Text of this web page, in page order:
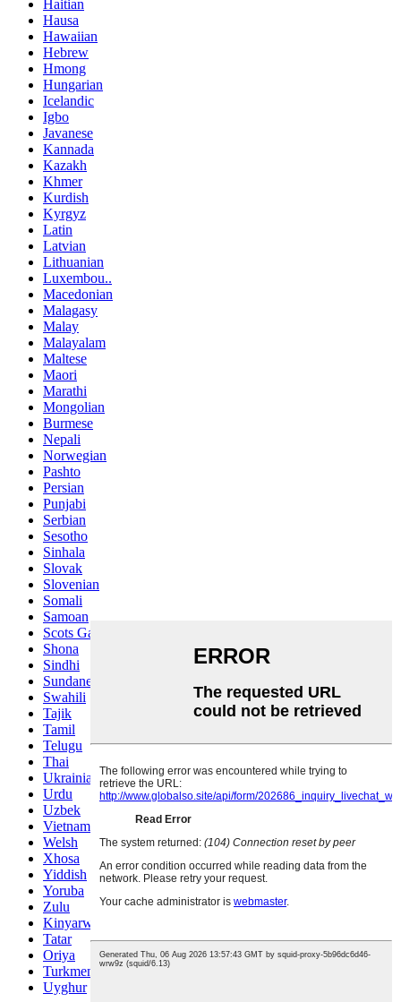
Haitian
Hausa
Hawaiian
Hebrew
Hmong
Hungarian
Icelandic
Igbo
Javanese
Kannada
Kazakh
Khmer
Kurdish
Kyrgyz
Latin
Latvian
Lithuanian
Luxembou..
Macedonian
Malagasy
Malay
Malayalam
Maltese
Maori
Marathi
Mongolian
Burmese
Nepali
Norwegian
Pashto
Persian
Punjabi
Serbian
Sesotho
Sinhala
Slovak
Slovenian
Somali
Samoan
Scots Gaelic
Shona
Sindhi
Sundanese
Swahili
Tajik
Tamil
Telugu
Thai
Ukrainian
Urdu
Uzbek
Vietnamese
Welsh
Xhosa
Yiddish
Yoruba
Zulu
Kinyarwanda
Tatar
Oriya
Turkmen
Uyghur